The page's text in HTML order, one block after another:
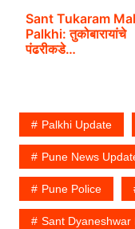
Sant Tukaram
Palkhi: तुकोबारायांचे
पंढरीकडे…
Palkhi Update
Pune News
Pune Police
Sant Dyaneshwar